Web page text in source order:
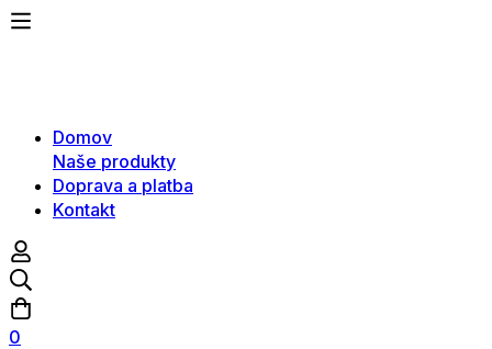
Domov
Naše produkty
Doprava a platba
Kontakt
0